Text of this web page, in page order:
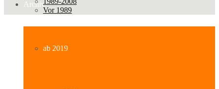
Archiv
ab 2019
Vor 1989